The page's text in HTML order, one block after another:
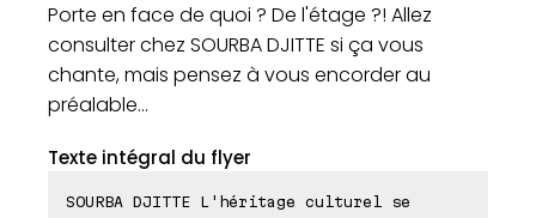
Porte en face de quoi ? De l'étage ?! Allez
consulter chez SOURBA DJITTE si ça vous
chante, mais pensez à vous encorder au
préalable...
Texte intégral du flyer
SOURBA DJITTE L'héritage culturel se